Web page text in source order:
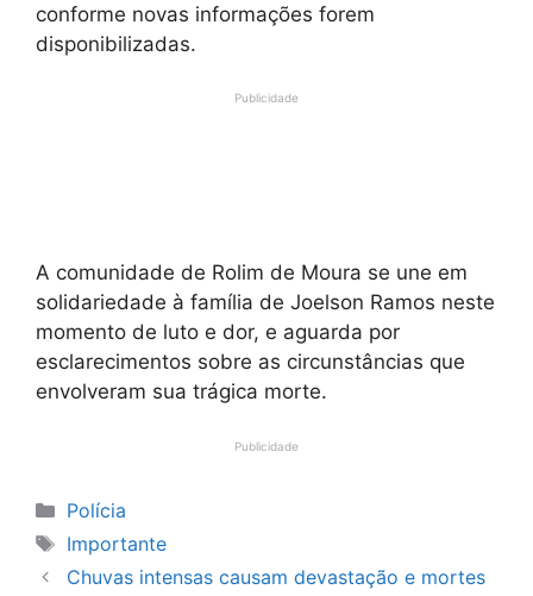
conforme novas informações forem
disponibilizadas.
Publicidade
A comunidade de Rolim de Moura se une em
solidariedade à família de Joelson Ramos neste
momento de luto e dor, e aguarda por
esclarecimentos sobre as circunstâncias que
envolveram sua trágica morte.
Publicidade
Categorias
Polícia
Tags
Importante
Chuvas intensas causam devastação e mortes